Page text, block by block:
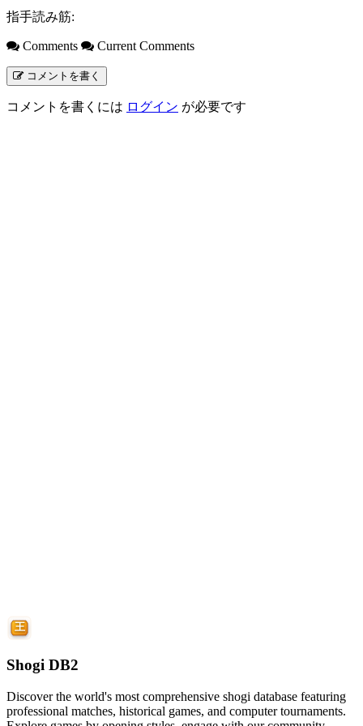
指手読み筋:
Comments Current Comments
コメントを書く
コメントを書くには ログイン が必要です
Shogi DB2
Discover the world's most comprehensive shogi database featuring
professional matches, historical games, and computer tournaments.